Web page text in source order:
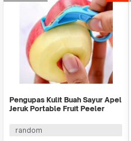
Pengupas Kulit Buah Sayur Apel
Jeruk Portable Fruit Peeler
random